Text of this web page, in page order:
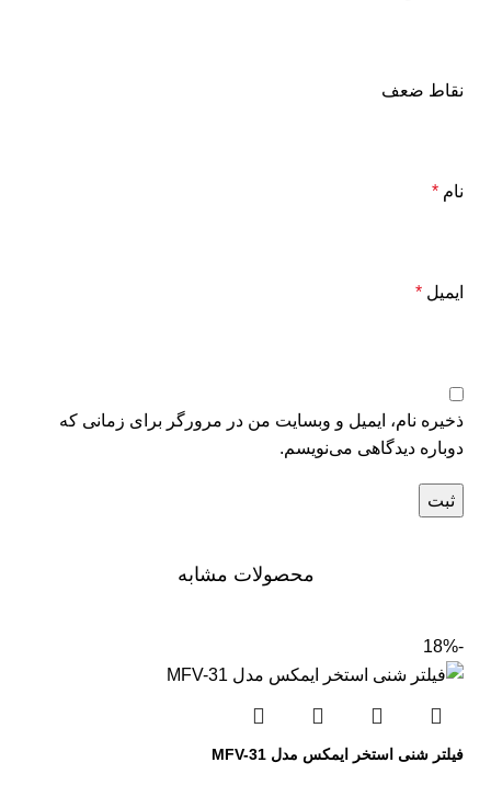
نقاط ضعف
نام *
ایمیل *
ذخیره نام، ایمیل و وبسایت من در مرورگر برای زمانی که
دوباره دیدگاهی می‌نویسم.
محصولات مشابه
-18%
فیلتر شنی استخر ایمکس مدل MFV-31